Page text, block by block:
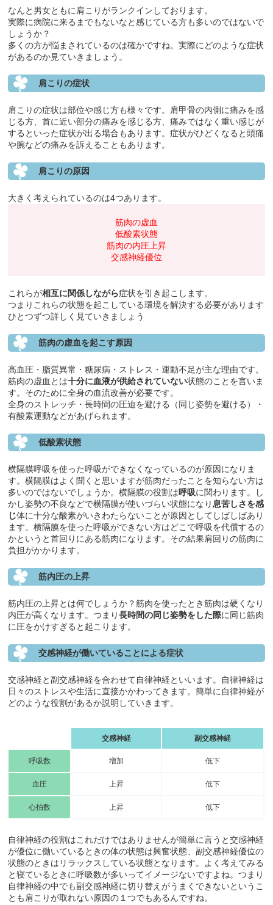
なんと男女ともに肩こりがランクインしております。
実際に病院に来るまでもないなと感じている方も多いのではないで
しょうか？
多くの方が悩まされているのは確かですね。実際にどのような症状
があるのか見ていきましょう。
肩こりの症状
肩こりの症状は部位や感じ方も様々です。肩甲骨の内側に痛みを感
じる方、首に近い部分の痛みを感じる方、痛みではなく重い感じが
するといった症状が出る場合もあります。症状がひどくなると頭痛
や腕などの痛みを訴えることもあります。
肩こりの原因
大きく考えられているのは4つあります。
筋肉の虚血
低酸素状態
筋肉の内圧上昇
交感神経優位
これらが相互に関係しながら症状を引き起こします。
つまりこれらの状態を起こしている環境を解決する必要があります
ひとつずつ詳しく見ていきましょう
筋肉の虚血を起こす原因
高血圧・脂質異常・糖尿病・ストレス・運動不足が主な理由です。
筋肉の虚血とは十分に血液が供給されていない状態のことを言いま
す。そのために全身の血流改善が必要です。
全身のストレッチ・長時間の圧迫を避ける（同じ姿勢を避ける）・
有酸素運動などがあげられます。
低酸素状態
横隔膜呼吸を使った呼吸ができなくなっているのが原因になりま
す。横隔膜はよく聞くと思いますが筋肉だったことを知らない方は
多いのではないでしょうか。横隔膜の役割は呼吸に関わります。し
かし姿勢の不良などで横隔膜が使いづらい状態になり 息苦しさを感
じ体に十分な酸素がいきわたらないことが原因としてしばしばあり
ます。横隔膜を使った呼吸ができない方はどこで呼吸を代償するの
かというと首回りにある筋肉になります。その結果肩回りの筋肉に
負担がかかります。
筋内圧の上昇
筋内圧の上昇とは何でしょうか？筋肉を使ったとき筋肉は硬くなり
内圧が高くなります。つまり長時間の同じ姿勢をした際に同じ筋肉
に圧をかけすぎると起こります。
交感神経が働いていることによる症状
交感神経と副交感神経を合わせて自律神経といいます。自律神経は
日々のストレスや生活に直接かかわってきます。簡単に自律神経が
どのような役割があるか説明していきます。
交感神経 副交感神経
呼吸数 増加 低下
血圧 上昇 低下
心拍数 上昇 低下
自律神経の役割はこれだけではありませんが簡単に言うと交感神経
が優位に働いているときの体の状態は興奮状態、副交感神経優位の
状態のときはリラックスしている状態となります。よく考えてみる
と寝ているときに呼吸数が多いってイメージないですよね。つまり
自律神経の中でも副交感神経に切り替えがうまくできないというこ
とも肩こりが取れない原因の１つでもあるんですね。